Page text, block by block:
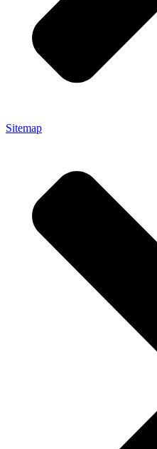
Sitemap